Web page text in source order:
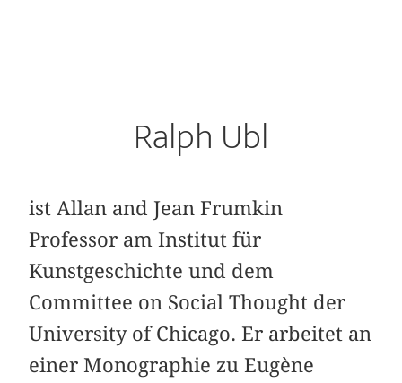
Ralph Ubl
ist Allan and Jean Frumkin
Professor am Institut für
Kunstgeschichte und dem
Committee on Social Thought der
University of Chicago. Er arbeitet an
einer Monographie zu Eugène